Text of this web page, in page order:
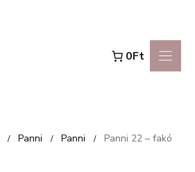
0Ft
/ Panni / Panni /
Panni 22 – fakó